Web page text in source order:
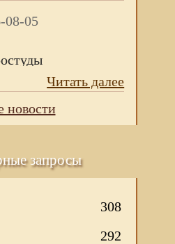
08-05
Читать далее
новости
запросы
308
292